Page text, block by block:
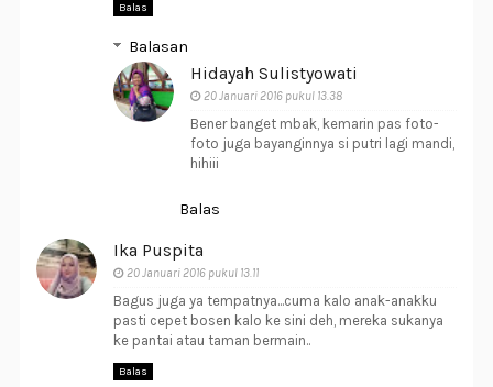
Balas
Balasan
Hidayah Sulistyowati
20 Januari 2016 pukul 13.38
Bener banget mbak, kemarin pas foto-
foto juga bayanginnya si putri lagi mandi,
hihiii
Balas
Ika Puspita
20 Januari 2016 pukul 13.11
Bagus juga ya tempatnya...cuma kalo anak-anakku
pasti cepet bosen kalo ke sini deh, mereka sukanya
ke pantai atau taman bermain..
Balas